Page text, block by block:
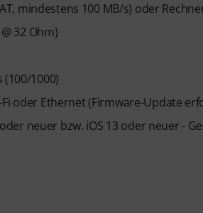
mindestens 100 MB/s) oder
32 Ohm)
(100/1000)
oder Ethernet (Firmware-Update
neuer bzw. iOS 13 oder neuer -